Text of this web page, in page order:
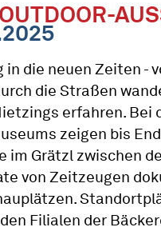
in die neuen Zeiten -
die Straßen
erfahren. Bei
zeigen bis
Grätzl zwischen
von Zeitzeugen
Filialen der